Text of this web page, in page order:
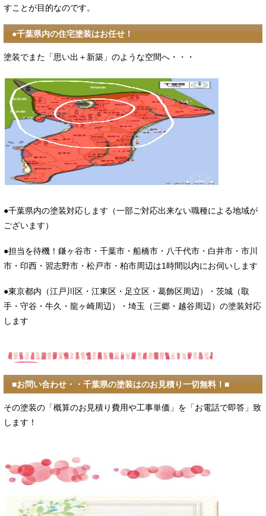
すことが目的なのです。
●千葉県内の住宅塗装はお任せ！
塗装でまた「思い出＋新築」のような空間へ・・・
●千葉県内の塗装対応します（一部ご対応出来ない職種による地域が
ございます）
●担当を待機！鎌ヶ谷市・千葉市・船橋市・八千代市・白井市・市川
市・印西・習志野市・松戸市・柏市周辺は1時間以内にお伺いします
●東京都内（江戸川区・江東区・足立区・葛飾区周辺）・茨城（取
手・守谷・牛久・龍ヶ崎周辺）・埼玉（三郷・越谷周辺）の塗装対応
します
■お問い合わせ・・千葉県の塗装はのお見積り一切無料！■
その塗装の「概算のお見積り費用や工事単価」を「お電話で即答」致
します！